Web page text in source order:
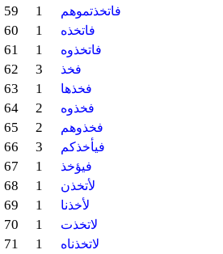
59 1 فاتخذتموهم
60 1 فاتخذه
61 1 فاتخذوه
62 3 فخذ
63 1 فخذها
64 2 فخذوه
65 2 فخذوهم
66 3 فيأخذكم
67 1 فيؤخذ
68 1 لأتخذن
69 1 لأخذنا
70 1 لاتخذت
71 1 لاتخذناه